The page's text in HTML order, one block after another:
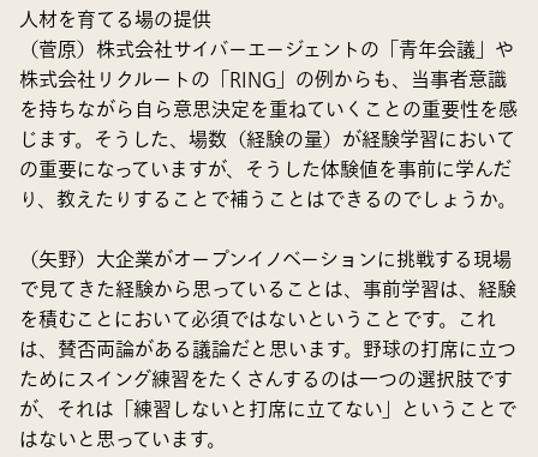
人材を育てる場の提供
（菅原）株式会社サイバーエージェントの「青年会議」や
株式会社リクルートの「RING」の例からも、当事者意識
を持ちながら自ら意思決定を重ねていくことの重要性を感
じます。そうした、場数（経験の量）が経験学習において
の重要になっていますが、そうした体験値を事前に学んだ
り、教えたりすることで補うことはできるのでしょうか。
（矢野）大企業がオープンイノベーションに挑戦する現場
で見てきた経験から思っていることは、事前学習は、経験
を積むことにおいて必須ではないということです。これ
は、賛否両論がある議論だと思います。野球の打席に立つ
ためにスイング練習をたくさんするのは一つの選択肢です
が、それは「練習しないと打席に立てない」ということで
はないと思っています。